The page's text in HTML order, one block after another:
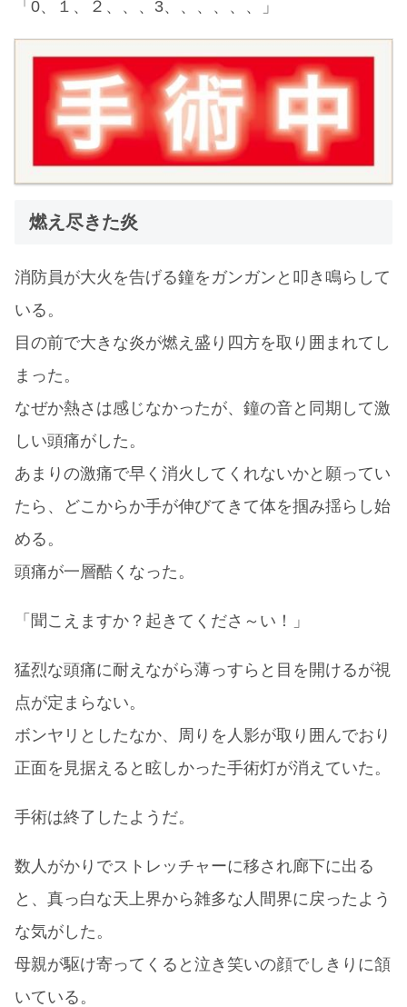
「0、１、２、、、3、、、、、、」
燃え尽きた炎
消防員が大火を告げる鐘をガンガンと叩き鳴らして
いる。
目の前で大きな炎が燃え盛り四方を取り囲まれてし
まった。
なぜか熱さは感じなかったが、鐘の音と同期して激
しい頭痛がした。
あまりの激痛で早く消火してくれないかと願ってい
たら、どこからか手が伸びてきて体を掴み揺らし始
める。
頭痛が一層酷くなった。
「聞こえますか？起きてくださ～い！」
猛烈な頭痛に耐えながら薄っすらと目を開けるが視
点が定まらない。
ボンヤリとしたなか、周りを人影が取り囲んでおり
正面を見据えると眩しかった手術灯が消えていた。
手術は終了したようだ。
数人がかりでストレッチャーに移され廊下に出る
と、真っ白な天上界から雑多な人間界に戻ったよう
な気がした。
母親が駆け寄ってくると泣き笑いの顔でしきりに頷
いている。